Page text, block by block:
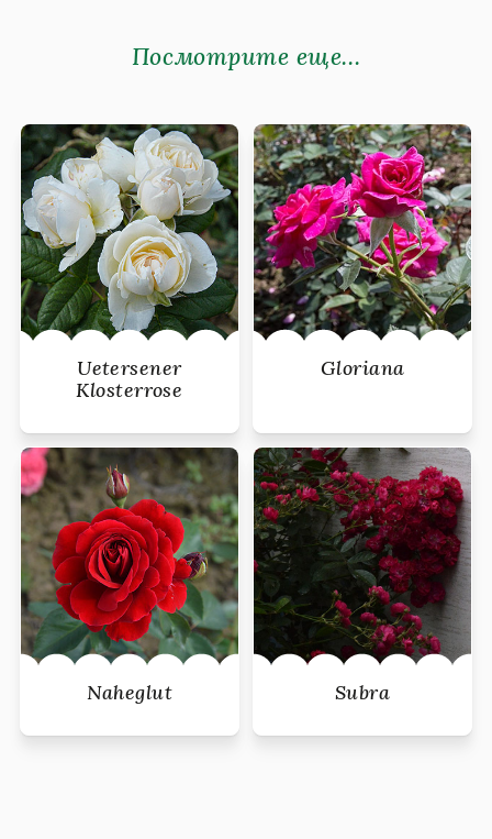
Посмотрите еще...
Uetersener
Klosterrose
Gloriana
Naheglut Subra